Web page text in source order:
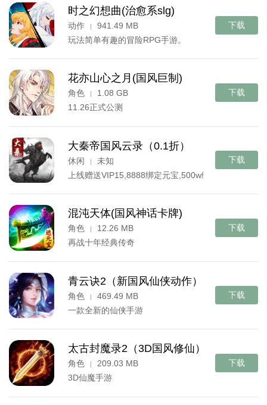
时之幻想曲(治愈系slg)
动作 |
941.49 MB
玩法简单有趣的冒险RPG手游。
下载
花亦山心之月(国风巨制)
角色
1.08 GB
11.26正式公测
下载
大秦帝国风云录（0.1折）
休闲 |
未知
上线赠送VIP15,8888绑定元宝,500w绑定银币
下载
混沌天体(国风神话卡牌)
角色 |
12.26 MB
再战十年经典传奇
下载
青云诀2（新国风仙侠动作）
角色 |
469.49 MB
一款全新的仙侠手游
下载
太古封魔录2（3D国风修仙）
角色 |
209.03 MB
3D仙魔手游
下载